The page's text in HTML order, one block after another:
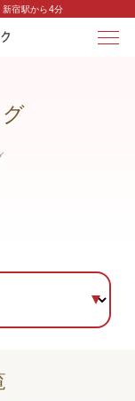
宿駅から4分